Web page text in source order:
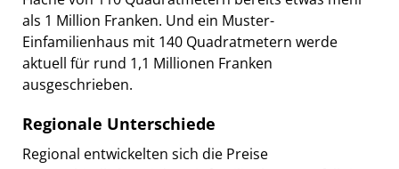
als 1 Million Franken. Und ein Muster-
Einfamilienhaus mit 140 Quadratmetern werde
aktuell für rund 1,1 Millionen Franken
ausgeschrieben.
Regionale Unterschiede
Regional entwickelten sich die Preise